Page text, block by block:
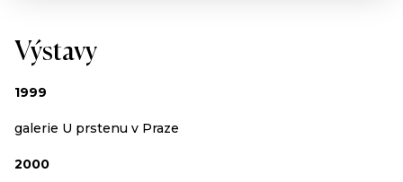
Výstavy
1999
galerie U prstenu v Praze
2000